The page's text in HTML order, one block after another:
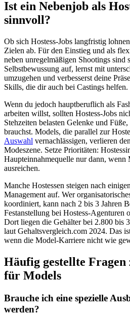
Ist ein Nebenjob als
sinnvoll?
Ob sich Hostess-Jobs langfristig
Zielen ab. Für den Einstieg und als
neben unregelmäßigen Shootings sind
Selbstbewussung auf, lernst mit
umzugehen und verbesserst deine
Skills, die dir auch bei Castings helfen.
Wenn du jedoch hauptberuflich als
arbeiten willst, sollten Hostess-Jobs
Stehzeiten belasten Gelenke und
brauchst. Models, die parallel zur
Auswahl vernachlässigen, verlieren
Modeszene. Setze Prioritäten:
Haupteinnahmequelle nur dann, wenn
ausreichen.
Manche Hostessen steigen nach
Management auf. Wer
koordiniert, kann nach 2 bis 3 Jahren
Festanstellung bei Hostess-Agenturen
Dort liegen die Gehälter bei 2.800 bis
laut Gehaltsvergleich.com 2024. Das
wenn die Model-Karriere nicht wie
Häufig gestellte Fragen
für Models
Brauche ich eine spezielle
werden?